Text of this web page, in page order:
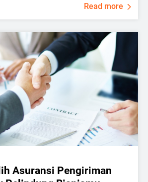
Read more
Asuransi Pengiriman